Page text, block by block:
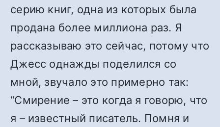
серию книг, одна из которых была
продана более миллиона раз. Я
рассказываю это сейчас, потому что
Джесс однажды поделился со
мной, звучало это примерно так:
“Смирение – это когда я говорю, что
я – известный писатель. Помня и